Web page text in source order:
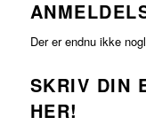
Der er endnu ikke
SKRIV DIN
HER!